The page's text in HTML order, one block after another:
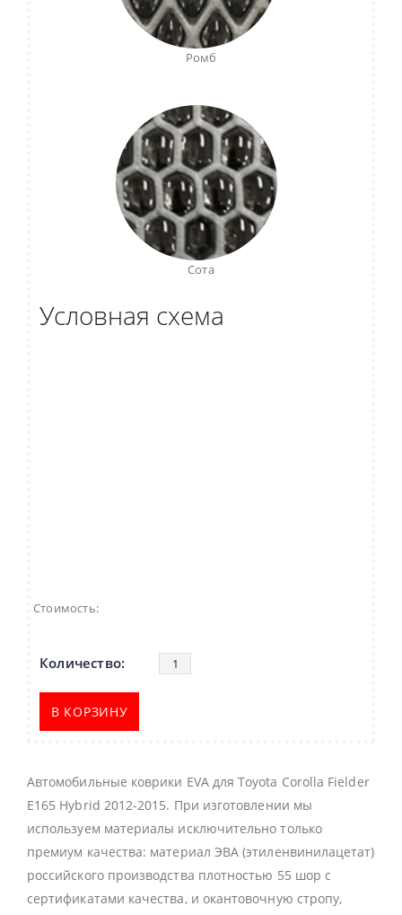
Ромб
Сота
Условная схема
Стоимость:
В КОРЗИНУ
Автомобильные коврики EVA для Toyota Corolla Fielder
E165 Hybrid 2012-2015. При изготовлении мы
используем материалы исключительно только
премиум качества: материал ЭВА (этиленвинилацетат)
российского производства плотностью 55 шор с
сертификатами качества, и окантовочную стропу,